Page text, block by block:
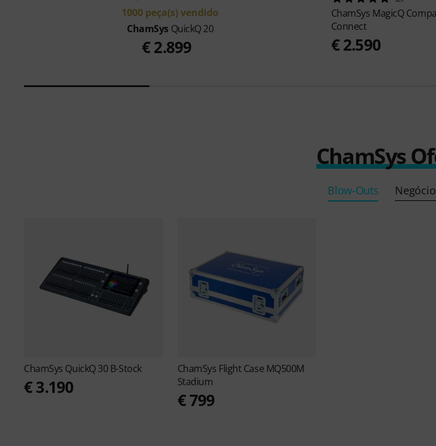
1000 peça(s) vendido
ChamSys QuickQ 20
€ 2.899
ChamSys MagicQ
Connect
€ 2.590
ChamSys
Blow-Outs
ChamSys QuickQ 30 B-Stock
€ 3.190
ChamSys Flight Case MQ500M
Stadium
€ 799